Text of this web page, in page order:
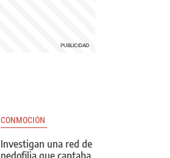
CONMOCIÓN
Investigan una red de
pedofilia que captaba